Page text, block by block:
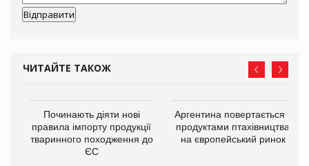
ЧИТАЙТЕ ТАКОЖ
Починають діяти нові
правила імпорту продукції
тваринного походження до
ЄС
Аргентина повертається з
продуктами птахівництва
на європейський ринок